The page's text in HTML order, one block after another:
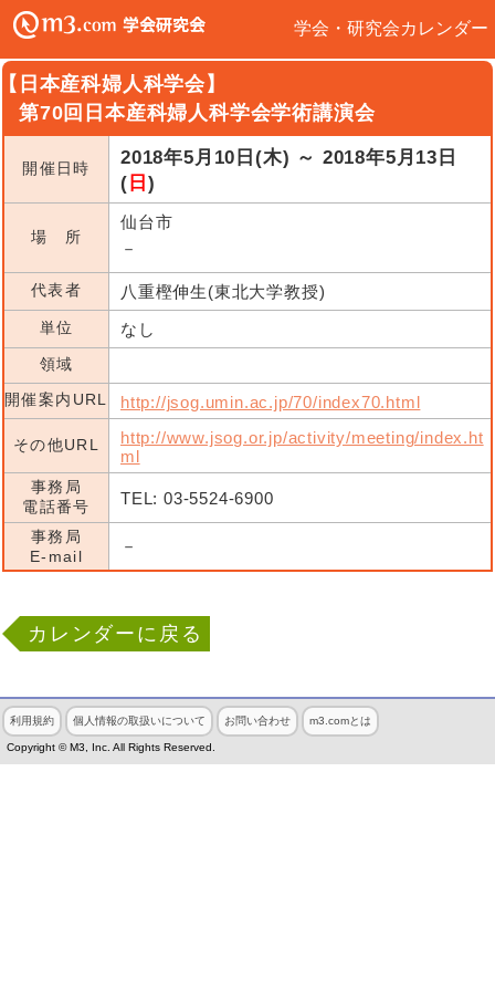
学会・研究会カレンダー
日本産科婦人科学会】
第70回日本産科婦人科学会学術講演会
開催日時
2018年5月10日(木) ～ 2018年5月13日
( 日 )
場 所
仙台市
－
代表者 八重樫伸生(東北大学教授)
単位 なし
領域
開催案内URL
http://jsog.umin.ac.jp/70/index70.html
その他URL
http://www.jsog.or.jp/activity/meeting/index.ht
ml
事務局
電話番号
TEL: 03-5524-6900
事務局
E-mail
－
カレンダーに戻る
利用規約 個人情報の取扱いについて お問い合わせ m3.comとは
Copyright © M3, Inc. All Rights Reserved.